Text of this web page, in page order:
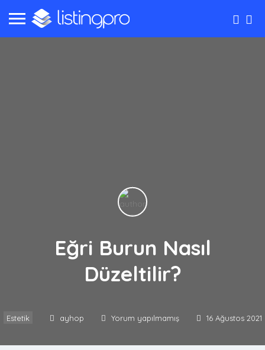
Eğri Burun Nasıl
Düzeltilir?
Estetik ayhop Yorum yapılmamış 16 Ağustos 2021